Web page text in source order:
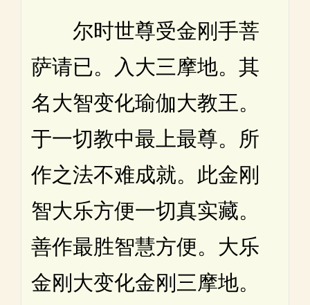
尔时世尊受金刚手菩
萨请已。入大三摩地。其
名大智变化瑜伽大教王。
于一切教中最上最尊。所
作之法不难成就。此金刚
智大乐方便一切真实藏。
善作最胜智慧方便。大乐
金刚大变化金刚三摩地。